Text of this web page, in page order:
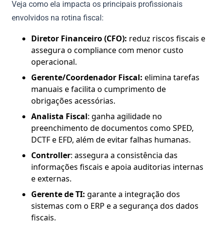
Veja como ela impacta os principais profissionais
envolvidos na rotina fiscal:
Diretor Financeiro (CFO): reduz riscos fiscais e
assegura o compliance com menor custo
operacional.
Gerente/Coordenador Fiscal: elimina tarefas
manuais e facilita o cumprimento de
obrigações acessórias.
Analista Fiscal: ganha agilidade no
preenchimento de documentos como SPED,
DCTF e EFD, além de evitar falhas humanas.
Controller: assegura a consistência das
informações fiscais e apoia auditorias internas
e externas.
Gerente de TI: garante a integração dos
sistemas com o ERP e a segurança dos dados
fiscais.